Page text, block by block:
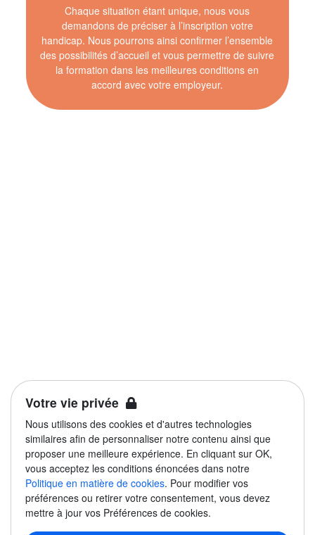
Chaque situation étant unique, nous vous
demandons de préciser à l’inscription votre
handicap. Nous pourrons ainsi confirmer l’ensemble
des possibilités d’accueil et vous permettre de suivre
la formation dans les meilleures conditions en
accord avec votre employeur.
Votre vie privée
Nous utilisons des cookies et d'autres technologies
similaires afin de personnaliser notre contenu ainsi que
proposer une meilleure expérience. En cliquant sur OK,
vous acceptez les conditions énoncées dans notre
Politique en matière de cookies. Pour modifier vos
préférences ou retirer votre consentement, vous devez
mettre à jour vos Préférences de cookies.